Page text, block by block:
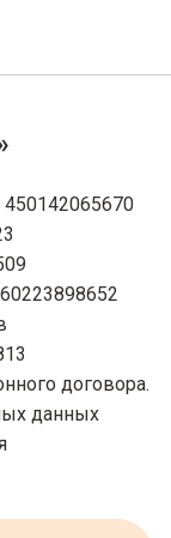
договора.
данных